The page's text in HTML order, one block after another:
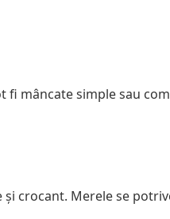
fi mâncate simple sau
crocant. Merele se